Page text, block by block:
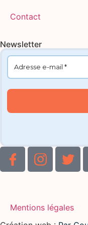
Contact
Newsletter
Mentions légales